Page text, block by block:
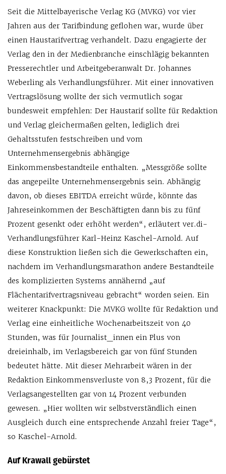
Seit die Mittelbayerische Verlag KG (MVKG) vor vier
Jahren aus der Tarifbindung geflohen war, wurde über
einen Haustarifvertrag verhandelt. Dazu engagierte der
Verlag den in der Medienbranche einschlägig bekannten
Presserechtler und Arbeitgeberanwalt Dr. Johannes
Weberling als Verhandlungsführer. Mit einer innovativen
Vertragslösung wollte der sich vermutlich sogar
bundesweit empfehlen: Der Haustarif sollte für Redaktion
und Verlag gleichermaßen gelten, lediglich drei
Gehaltsstufen festschreiben und vom
Unternehmensergebnis abhängige
Einkommensbestandteile enthalten. „Messgröße sollte
das angepeilte Unternehmensergebnis sein. Abhängig
davon, ob dieses EBITDA erreicht würde, könnte das
Jahreseinkommen der Beschäftigten dann bis zu fünf
Prozent gesenkt oder erhöht werden“, erläutert ver.di-
Verhandlungsführer Karl-Heinz Kaschel-Arnold. Auf
diese Konstruktion ließen sich die Gewerkschaften ein,
nachdem im Verhandlungsmarathon andere Bestandteile
des komplizierten Systems annähernd „auf
Flächentarifvertragsniveau gebracht“ worden seien. Ein
weiterer Knackpunkt: Die MVKG wollte für Redaktion und
Verlag eine einheitliche Wochenarbeitszeit von 40
Stunden, was für Journalist_innen ein Plus von
dreieinhalb, im Verlagsbereich gar von fünf Stunden
bedeutet hätte. Mit dieser Mehrarbeit wären in der
Redaktion Einkommensverluste von 8,3 Prozent, für die
Verlagsangestellten gar von 14 Prozent verbunden
gewesen. „Hier wollten wir selbstverständlich einen
Ausgleich durch eine entsprechende Anzahl freier Tage“,
so Kaschel-Arnold.
Auf Krawall gebürstet